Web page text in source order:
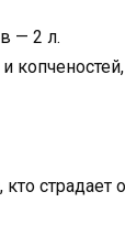
— 2 л.
страдает